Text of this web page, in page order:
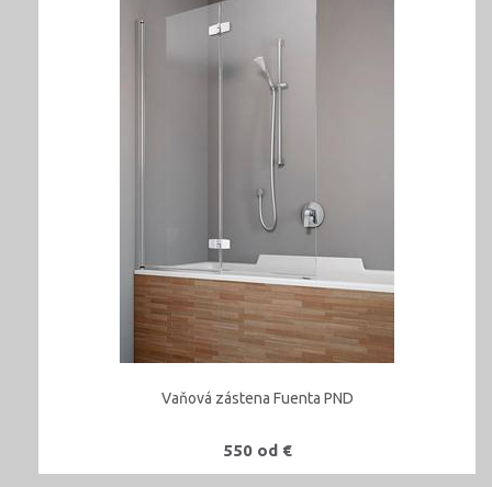
Vaňová zástena Fuenta PND
550 od €